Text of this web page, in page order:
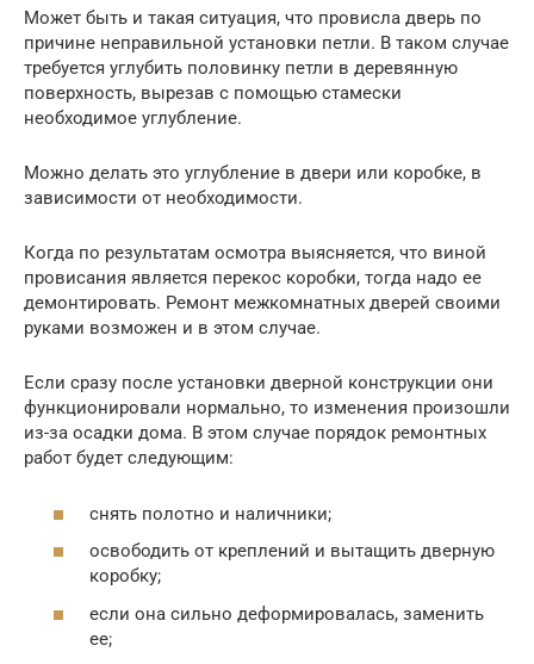
Может быть и такая ситуация, что провисла дверь по
причине неправильной установки петли. В таком случае
требуется углубить половинку петли в деревянную
поверхность, вырезав с помощью стамески
необходимое углубление.
Можно делать это углубление в двери или коробке, в
зависимости от необходимости.
Когда по результатам осмотра выясняется, что виной
провисания является перекос коробки, тогда надо ее
демонтировать. Ремонт межкомнатных дверей своими
руками возможен и в этом случае.
Если сразу после установки дверной конструкции они
функционировали нормально, то изменения произошли
из-за осадки дома. В этом случае порядок ремонтных
работ будет следующим:
снять полотно и наличники;
освободить от креплений и вытащить дверную
коробку;
если она сильно деформировалась, заменить
ее;